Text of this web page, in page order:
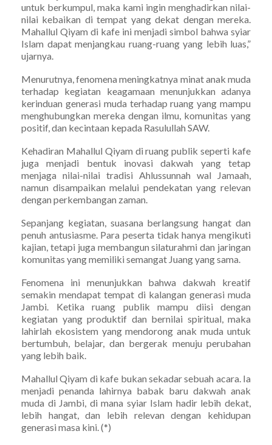
untuk berkumpul, maka kami ingin menghadirkan nilai-
nilai kebaikan di tempat yang dekat dengan mereka.
Mahallul Qiyam di kafe ini menjadi simbol bahwa syiar
Islam dapat menjangkau ruang-ruang yang lebih luas,”
ujarnya.
Menurutnya, fenomena meningkatnya minat anak muda
terhadap kegiatan keagamaan menunjukkan adanya
kerinduan generasi muda terhadap ruang yang mampu
menghubungkan mereka dengan ilmu, komunitas yang
positif, dan kecintaan kepada Rasulullah SAW.
Kehadiran Mahallul Qiyam di ruang publik seperti kafe
juga menjadi bentuk inovasi dakwah yang tetap
menjaga nilai-nilai tradisi Ahlussunnah wal Jamaah,
namun disampaikan melalui pendekatan yang relevan
dengan perkembangan zaman.
Sepanjang kegiatan, suasana berlangsung hangat dan
penuh antusiasme. Para peserta tidak hanya mengikuti
kajian, tetapi juga membangun silaturahmi dan jaringan
komunitas yang memiliki semangat Juang yang sama.
Fenomena ini menunjukkan bahwa dakwah kreatif
semakin mendapat tempat di kalangan generasi muda
Jambi. Ketika ruang publik mampu diisi dengan
kegiatan yang produktif dan bernilai spiritual, maka
lahirlah ekosistem yang mendorong anak muda untuk
bertumbuh, belajar, dan bergerak menuju perubahan
yang lebih baik.
Mahallul Qiyam di kafe bukan sekadar sebuah acara. Ia
menjadi penanda lahirnya babak baru dakwah anak
muda di Jambi, di mana syiar Islam hadir lebih dekat,
lebih hangat, dan lebih relevan dengan kehidupan
generasi masa kini. (*)